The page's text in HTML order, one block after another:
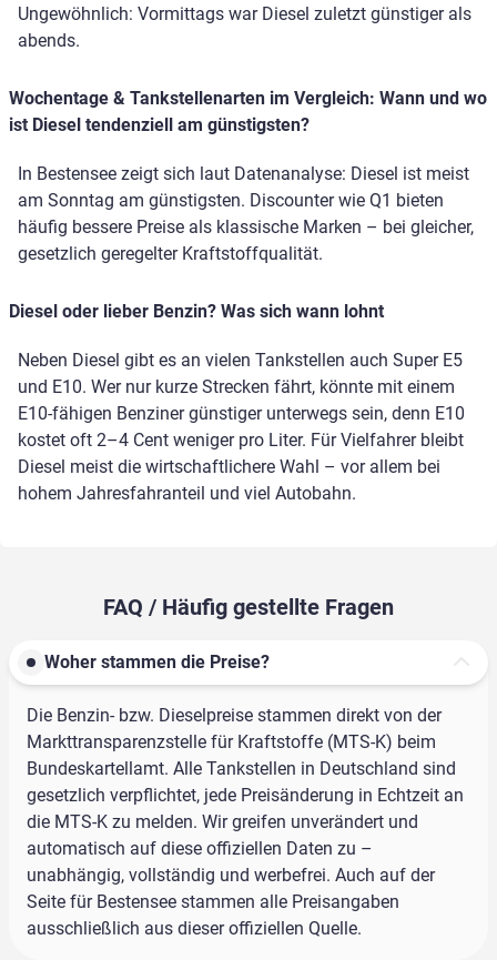
Ungewöhnlich: Vormittags war Diesel zuletzt günstiger als
abends.
Wochentage & Tankstellenarten im Vergleich: Wann und wo
ist Diesel tendenziell am günstigsten?
In Bestensee zeigt sich laut Datenanalyse: Diesel ist meist
am Sonntag am günstigsten. Discounter wie Q1 bieten
häufig bessere Preise als klassische Marken – bei gleicher,
gesetzlich geregelter Kraftstoffqualität.
Diesel oder lieber Benzin? Was sich wann lohnt
Neben Diesel gibt es an vielen Tankstellen auch Super E5
und E10. Wer nur kurze Strecken fährt, könnte mit einem
E10-fähigen Benziner günstiger unterwegs sein, denn E10
kostet oft 2–4 Cent weniger pro Liter. Für Vielfahrer bleibt
Diesel meist die wirtschaftlichere Wahl – vor allem bei
hohem Jahresfahranteil und viel Autobahn.
FAQ / Häufig gestellte Fragen
Woher stammen die Preise?
Die Benzin- bzw. Dieselpreise stammen direkt von der
Markttransparenzstelle für Kraftstoffe (MTS-K) beim
Bundeskartellamt. Alle Tankstellen in Deutschland sind
gesetzlich verpflichtet, jede Preisänderung in Echtzeit an
die MTS-K zu melden. Wir greifen unverändert und
automatisch auf diese offiziellen Daten zu –
unabhängig, vollständig und werbefrei. Auch auf der
Seite für Bestensee stammen alle Preisangaben
ausschließlich aus dieser offiziellen Quelle.